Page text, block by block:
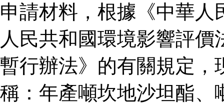
申請材料，根據《中華
人民共和國環境影響評
暫行辦法》的有關規定，
稱：年產噸坎地沙坦酯、